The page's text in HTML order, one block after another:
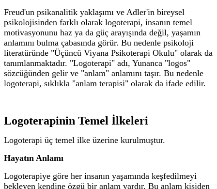
Freud'un psikanalitik yaklaşımı ve Adler'in bireysel
psikolojisinden farklı olarak logoterapi, insanın temel
motivasyonunu haz ya da güç arayışında değil, yaşamın
anlamını bulma çabasında görür. Bu nedenle psikoloji
literatüründe "Üçüncü Viyana Psikoterapi Okulu" olarak da
tanımlanmaktadır. "Logoterapi" adı, Yunanca "logos"
sözcüğünden gelir ve "anlam" anlamını taşır. Bu nedenle
logoterapi, sıklıkla "anlam terapisi" olarak da ifade edilir.
Logoterapinin Temel İlkeleri
Logoterapi üç temel ilke üzerine kurulmuştur.
Hayatın Anlamı
Logoterapiye göre her insanın yaşamında keşfedilmeyi
bekleyen kendine özgü bir anlam vardır. Bu anlam kişiden